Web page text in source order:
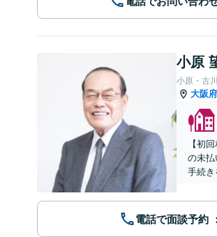
小原
小原・古
大阪府
【初
の未払
手続き
電話で面談予約